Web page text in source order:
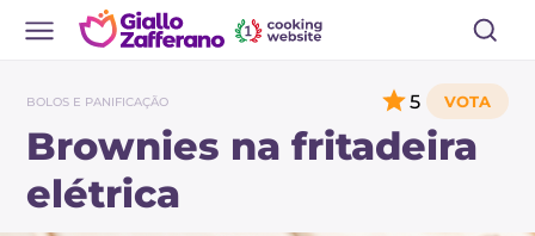
BOLOS E PANIFICAÇÃO
Brownies na fritadeira
elétrica
5